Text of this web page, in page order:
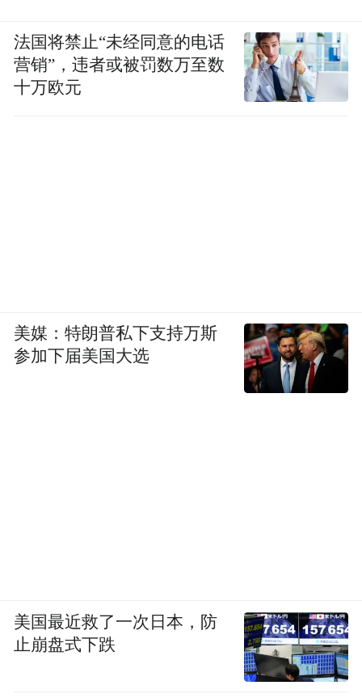
法国将禁止“未经同意的电话
营销”，违者或被罚数万至数
十万欧元
美媒：特朗普私下支持万斯
参加下届美国大选
美国最近救了一次日本，防
止崩盘式下跌